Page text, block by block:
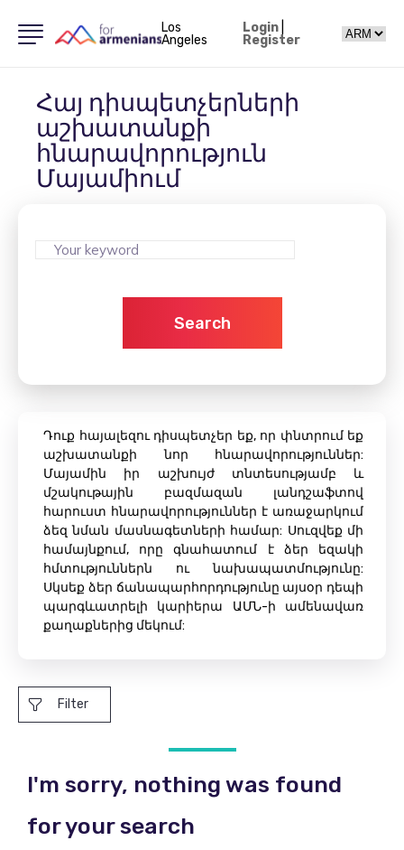
Los
Angeles
Login|
Register
Հայ դիսպետչերների
աշխատանքի
հնարավորություն
Մայամիում
Search
Դուք հայալեզու դիսպետչեր եք, որ փնտրում եք
աշխատանքի նոր հնարավորություններ:
Մայամին իր աշխույժ տնտեսությամբ և
մշակութային բազմազան լանդշաֆտով
հարուստ հնարավորություններ է առաջարկում
ձեզ նման մասնագետների համար: Սուզվեք մի
համայնքում, որը գնահատում է ձեր եզակի
հմտություններն ու նախապատմությունը:
Սկսեք ձեր ճանապարհորդությունը այսօր դեպի
պարգևատրելի կարիերա ԱՄՆ-ի ամենավառ
քաղաքներից մեկում:
Filter
I'm sorry, nothing was found
for your search